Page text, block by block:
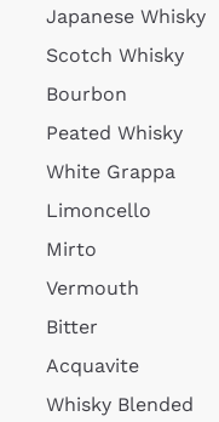
Japanese Whisky
Scotch Whisky
Bourbon
Peated Whisky
White Grappa
Limoncello
Mirto
Vermouth
Bitter
Acquavite
Whisky Blended